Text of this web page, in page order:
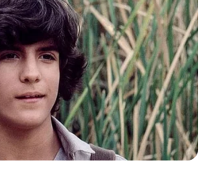
0 1